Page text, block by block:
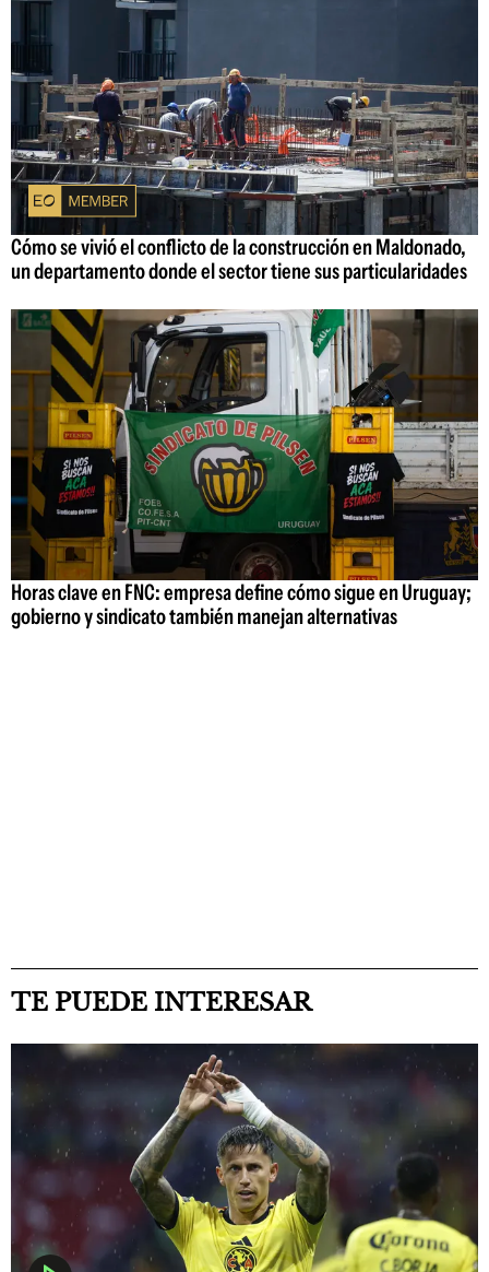
Cómo se vivió el conflicto de la construcción en Maldonado,
un departamento donde el sector tiene sus particularidades
Horas clave en FNC: empresa define cómo sigue en Uruguay;
gobierno y sindicato también manejan alternativas
TE PUEDE INTERESAR